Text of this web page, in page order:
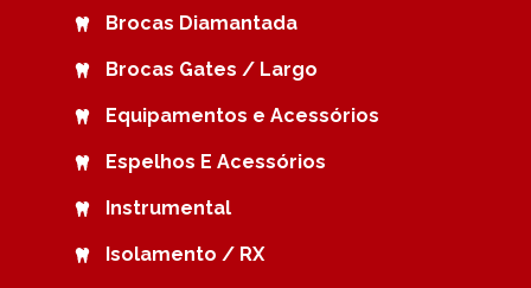
Brocas Diamantada
Brocas Gates / Largo
Equipamentos e Acessórios
Espelhos E Acessórios
Instrumental
Isolamento / RX